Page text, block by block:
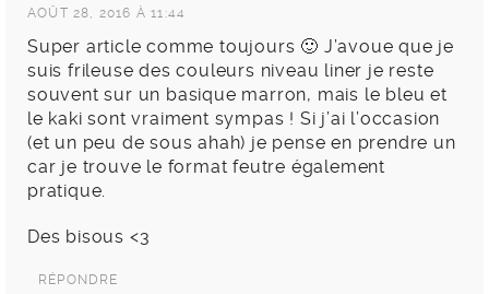
AOÛT 28, 2016 À 11:44
Super article comme toujours 🙂 J’avoue que je
suis frileuse des couleurs niveau liner je reste
souvent sur un basique marron, mais le bleu et
le kaki sont vraiment sympas ! Si j’ai l’occasion
(et un peu de sous ahah) je pense en prendre un
car je trouve le format feutre également
pratique.
Des bisous <3
RÉPONDRE